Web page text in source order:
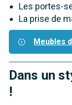
Les portes-
La prise de
Meubles
Dans un
!